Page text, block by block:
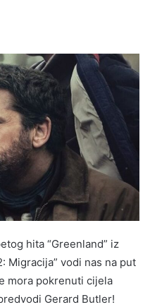
hita “Greenland” iz
Migracija” vodi nas na put
mora pokrenuti cijela
Gerard Butler!